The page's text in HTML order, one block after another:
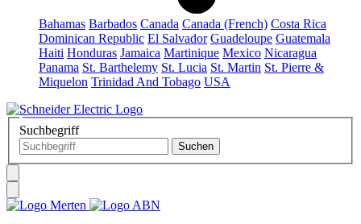
Bahamas Barbados Canada Canada (French) Costa Rica
Dominican Republic El Salvador Guadeloupe Guatemala
Haiti Honduras Jamaica Martinique Mexico Nicaragua
Panama St. Barthelemy St. Lucia St. Martin St. Pierre &
Miquelon Trinidad And Tobago USA
Suchbegriff